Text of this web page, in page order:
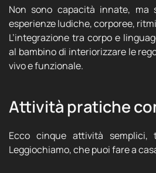
Non sono capacità innate, ma
esperienze ludiche, corporee,
L’integrazione tra corpo e
al bambino di interiorizzare le
vivo e funzionale.
Attività pratiche
Ecco cinque attività semplici,
Leggiochiamo, che puoi fare a